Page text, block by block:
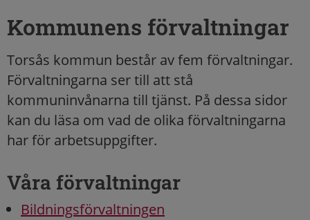
Kommunens förvaltningar
Torsås kommun består av fem förvaltningar.
Förvaltningarna ser till att stå
kommuninvånarna till tjänst. På dessa sidor
kan du läsa om vad de olika förvaltningarna
har för arbetsuppgifter.
Våra förvaltningar
Bildningsförvaltningen